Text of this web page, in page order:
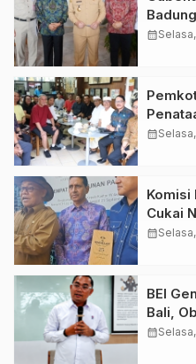
calendar_month
Mada
calendar_month
Komisi
Cukai
Cukai
calendar_month
BEI
Bali,
Jadi
calendar_month